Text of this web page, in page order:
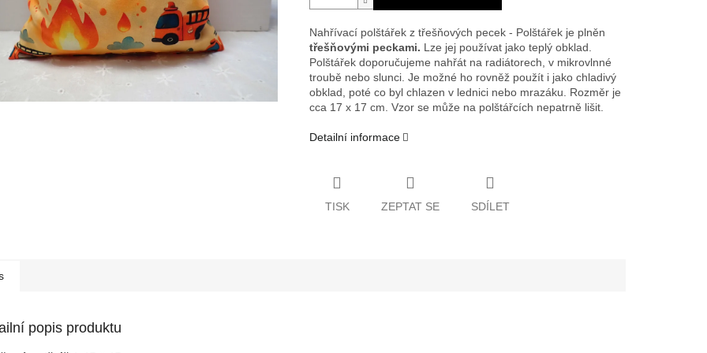
Nahřívací polštářek z třešňových pecek - Polštářek je plněn
třešňovými peckami. Lze jej používat jako teplý obklad.
Polštářek doporučujeme nahřát na radiátorech, v mikrovlnné
troubě nebo slunci. Je možné ho rovněž použít i jako chladivý
obklad, poté co byl chlazen v lednici nebo mrazáku. Rozměr je
cca 17 x 17 cm. Vzor se může na polštářcích nepatrně lišit.
Detailní informace
TISK ZEPTAT SE SDÍLET
popis produktu